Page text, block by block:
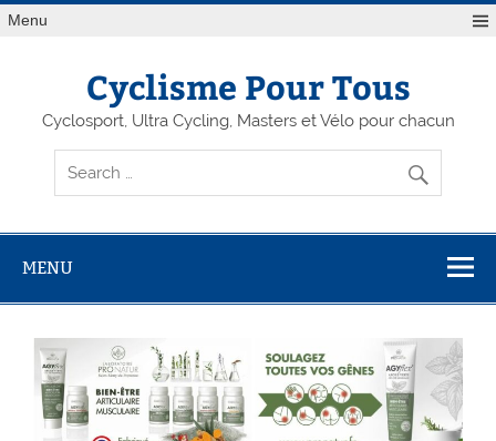
Menu
Cyclisme Pour Tous
Cyclosport, Ultra Cycling, Masters et Vélo pour chacun
MENU